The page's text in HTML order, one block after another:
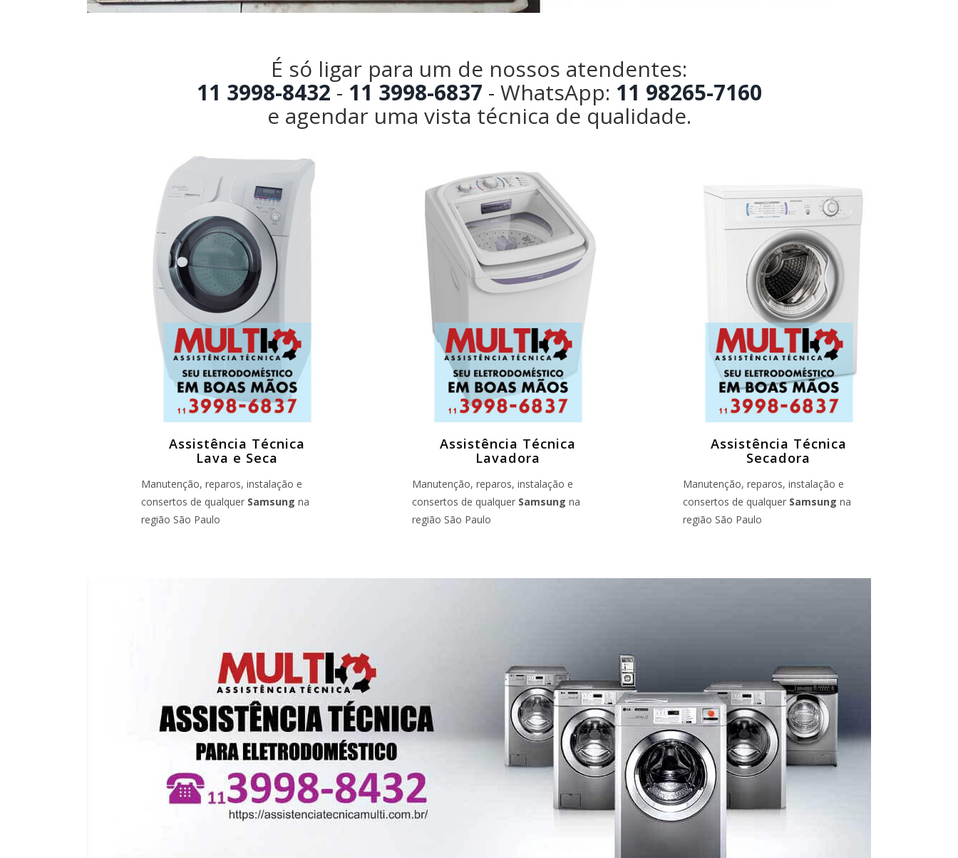
É só ligar para um de nossos atendentes:
11 3998-8432- 11 3998-6837 - WhatsApp: 11 98265-7160
e agendar uma vista técnica de qualidade.
Assistência Técnica
Lava e Seca
Manutenção, reparos, instalação e
consertos de qualquer Samsung na
região São Paulo
Assistência Técnica
Lavadora
Manutenção, reparos, instalação e
consertos de qualquer Samsung na
região São Paulo
Assistência Técnica
Secadora
Manutenção, reparos, instalação e
consertos de qualquer Samsung na
região São Paulo